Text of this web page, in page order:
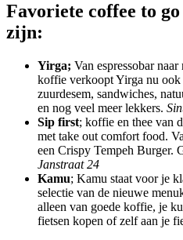
Favoriete coffee to
zijn:
Yirga; Van espressobar
koffie verkoopt Yirga nu ook
zuurdesem, sandwiches,
en nog veel meer lekkers.
Sip first; koffie en thee van
met take out comfort food.
een Crispy Tempeh Burger.
Janstraat 24
Kamu; Kamu staat voor je
selectie van de nieuwe
alleen van goede koffie, je
fietsen kopen of zelf aan je